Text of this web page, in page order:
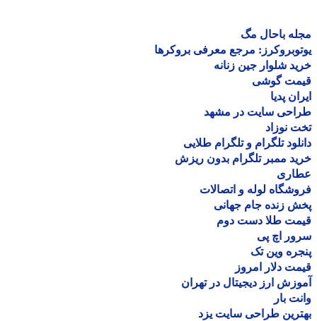
باحال مگ
مرجع معرفی بروکرها
شلوار جین زنانه
گوشی
پدیا
سایت در مشهد
نوزاد
تلگرام و تلگرام طلایی
ممبر تلگرام بدون ریزش
لوله و اتصالات
زنده جام جهانی
طلا دست دوم
اچ پی
وین تک
دلار امروز
ارز دیجیتال در تهران
بار
طراحی سایت یزد